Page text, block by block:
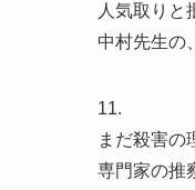
人気取りと
中村先生の
11.
まだ殺害の
専門家の推